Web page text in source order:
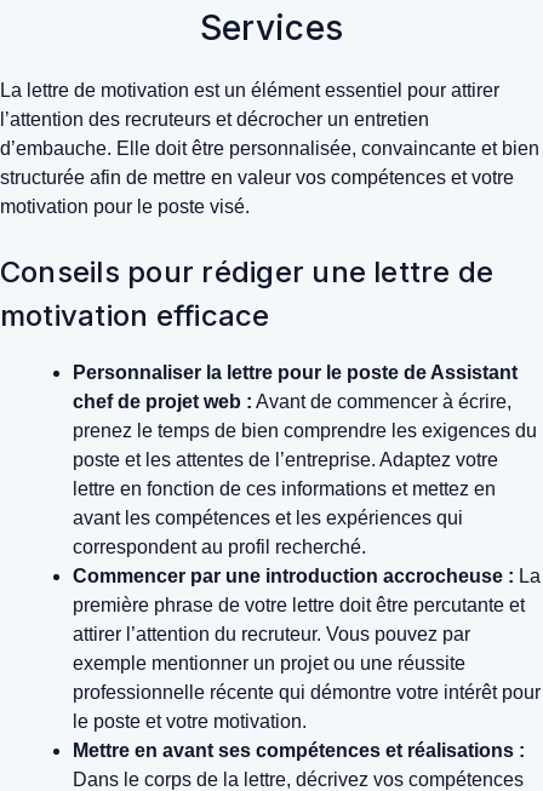
Services
La lettre de motivation est un élément essentiel pour attirer
l’attention des recruteurs et décrocher un entretien
d’embauche. Elle doit être personnalisée, convaincante et bien
structurée afin de mettre en valeur vos compétences et votre
motivation pour le poste visé.
Conseils pour rédiger une lettre de
motivation efficace
Personnaliser la lettre pour le poste de Assistant
chef de projet web : Avant de commencer à écrire,
prenez le temps de bien comprendre les exigences du
poste et les attentes de l’entreprise. Adaptez votre
lettre en fonction de ces informations et mettez en
avant les compétences et les expériences qui
correspondent au profil recherché.
Commencer par une introduction accrocheuse : La
première phrase de votre lettre doit être percutante et
attirer l’attention du recruteur. Vous pouvez par
exemple mentionner un projet ou une réussite
professionnelle récente qui démontre votre intérêt pour
le poste et votre motivation.
Mettre en avant ses compétences et réalisations :
Dans le corps de la lettre, décrivez vos compétences